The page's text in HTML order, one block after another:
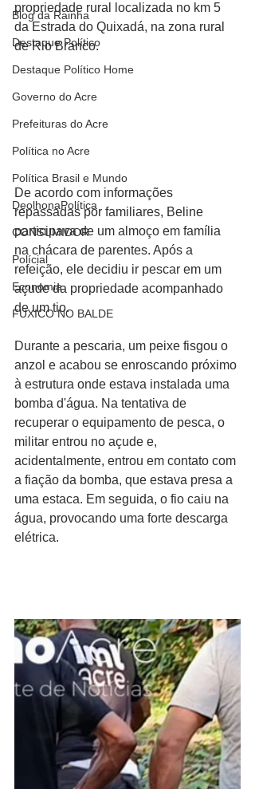
Blog da Rainha
Destaque Político
Destaque Político Home
Governo do Acre
Prefeituras do Acre
Política no Acre
Política Brasil e Mundo
DeolhonaPolítica
CONSUMIDOR
Polícial
Economia
FUXICO NO BALDE
propriedade rural localizada no km 5
da Estrada do Quixadá, na zona rural
de Rio Branco.
De acordo com informações
repassadas por familiares, Beline
participava de um almoço em família
na chácara de parentes. Após a
refeição, ele decidiu ir pescar em um
açude da propriedade acompanhado
de um tio.
Durante a pescaria, um peixe fisgou o
anzol e acabou se enroscando próximo
à estrutura onde estava instalada uma
bomba d'água. Na tentativa de
recuperar o equipamento de pesca, o
militar entrou no açude e,
acidentalmente, entrou em contato com
a fiação da bomba, que estava presa a
uma estaca. Em seguida, o fio caiu na
água, provocando uma forte descarga
elétrica.